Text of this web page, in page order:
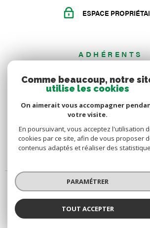
ESPACE
ADHÉRENTS
© 2026 | Tous droits réservés | Traduction
Nos Honoraires
Comme beaucoup, notre
utilise les cookies
On aimerait vous accompagner
votre visite.
En poursuivant, vous acceptez l'utilisation
cookies par ce site, afin de vous proposer
contenus adaptés et réaliser des
PARAMÉTRER
TOUT ACCEPTER